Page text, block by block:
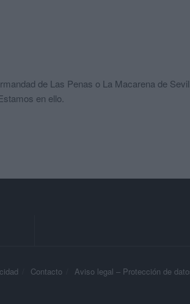
de Las Penas o La Macarena de
en ello.
Contacto Aviso legal – Protección de